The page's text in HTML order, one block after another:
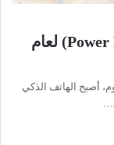
أفضل أجهزة شواحن متنقلة (Power Banks) لعام
أصبح الهاتف الذكي